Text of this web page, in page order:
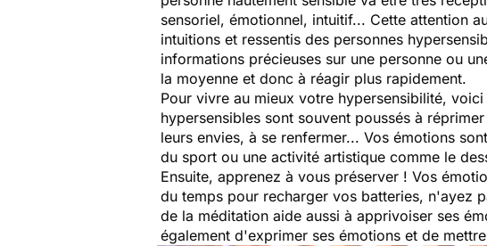
sensoriel, émotionnel, intuitif... Cette attention
intuitions et ressentis des personnes
informations précieuses sur une personne ou
la moyenne et donc à réagir plus rapidement.
Pour vivre au mieux votre hypersensibilité, voici
hypersensibles sont souvent poussés à
leurs envies, à se renfermer... Vos émotions
du sport ou une activité artistique comme le
Ensuite, apprenez à vous préserver ! Vos
du temps pour recharger vos batteries, n'ayez
de la méditation aide aussi à apprivoiser ses
également d'exprimer ses émotions et de